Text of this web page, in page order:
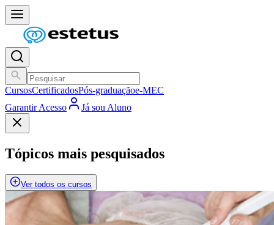
CursosCertificadosPós-graduaçãoe-MEC
Garantir Acesso
Já sou Aluno
Tópicos mais pesquisados
Ver todos os cursos